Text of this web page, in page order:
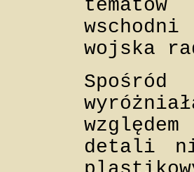
wojska
Spośród
detali nie